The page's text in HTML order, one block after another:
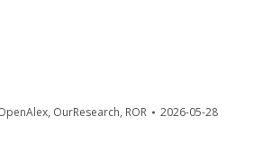
, OurResearch, ROR 2026-05-28